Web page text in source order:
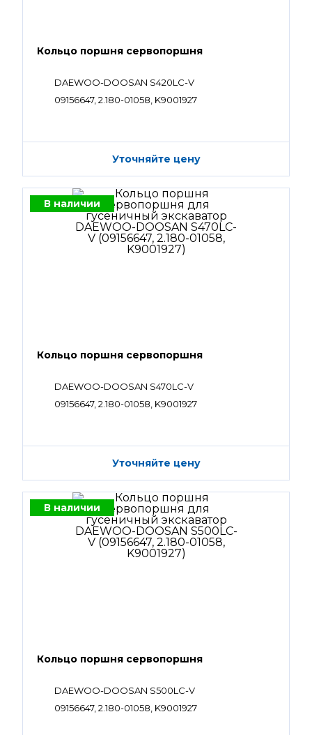
Кольцо поршня сервопоршня
DAEWOO-DOOSAN S420LC-V
09156647, 2.180-01058, K9001927
Уточняйте цену
В наличии
Кольцо поршня сервопоршня
DAEWOO-DOOSAN S470LC-V
09156647, 2.180-01058, K9001927
Уточняйте цену
В наличии
Кольцо поршня сервопоршня
DAEWOO-DOOSAN S500LC-V
09156647, 2.180-01058, K9001927